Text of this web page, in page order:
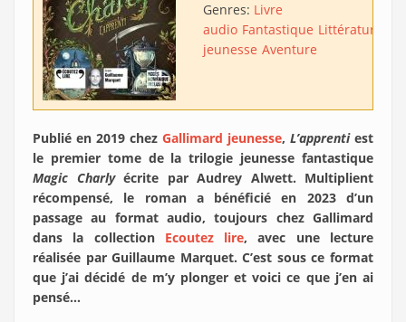
Genres: Livre
audio Fantastique Littérature
jeunesse Aventure
Publié en 2019 chez Gallimard jeunesse, L’apprentiest
le premier tome de la trilogie jeunesse fantastique
Magic Charlyécrite par Audrey Alwett. Multiplient
récompensé, le roman a bénéficié en 2023 d’un
passage au format audio, toujours chez Gallimard
dans la collection Ecoutez lire, avec une lecture
réalisée par Guillaume Marquet. C’est sous ce format
que j’ai décidé de m’y plonger et voici ce que j’en ai
pensé…